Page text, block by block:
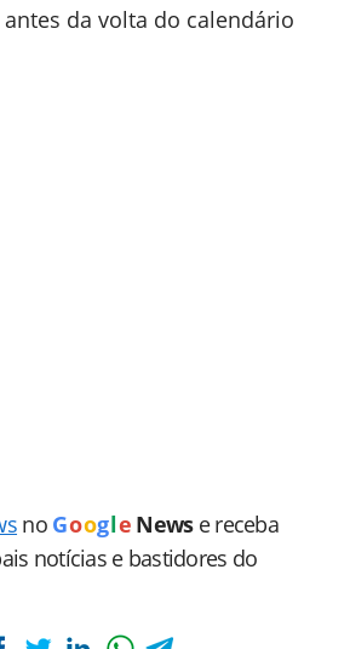
da volta do calendário
no Goog le News e receba
notícias e bastidores do